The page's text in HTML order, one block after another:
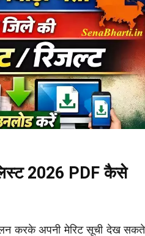
2026 PDF कैसे
करके अपनी मेरिट सूची देख सकते